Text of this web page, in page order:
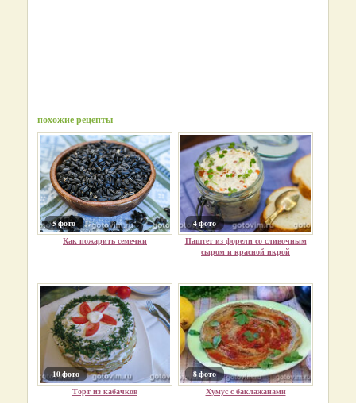
похожие рецепты
5 фото
Как пожарить семечки
4 фото
Паштет из форели со сливочным
сыром и красной икрой
10 фото
Торт из кабачков
8 фото
Хумус с баклажанами